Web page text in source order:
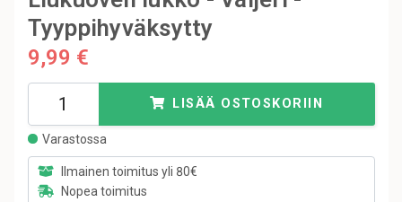
Tyyppihyväksytty
9,99 €
LISÄÄ OSTOSKORIIN
Varastossa
Ilmainen toimitus yli 80€
Nopea toimitus